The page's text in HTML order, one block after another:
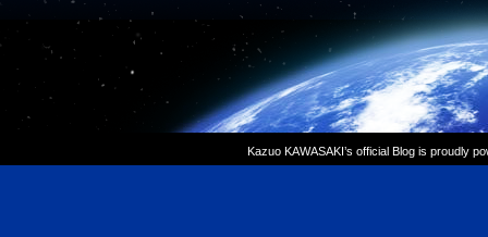
Kazuo KAWASAKI’s official Blog is proudly